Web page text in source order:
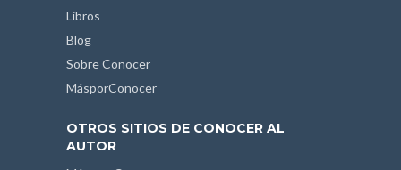
Libros
Blog
Sobre Conocer
MásporConocer
OTROS SITIOS DE CONOCER AL
AUTOR